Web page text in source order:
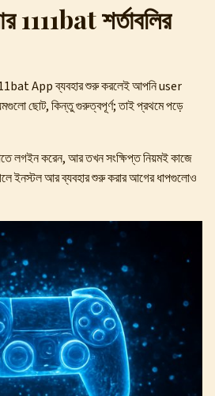
1111bat শর্তাবলির
App ব্যবহার শুরু করলেই আপনি user
ছোট, কিন্তু গুরুত্বপূর্ণ; তাই প্রথমে পড়ে
লগইন করেন, আর তখন সংক্ষিপ্ত নিয়মই কাজে
ইনস্টল আর ব্যবহার শুরু করার আগের ধাপগুলোও